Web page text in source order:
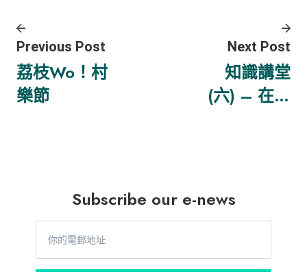
Previous Post
荔枝Wo！村
樂節
Next Post
知識講堂
(六) – 在餐
Subscribe our e-news